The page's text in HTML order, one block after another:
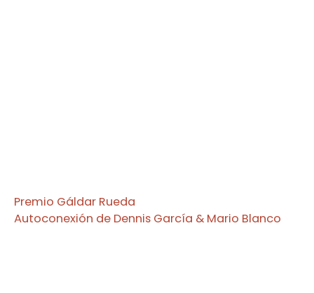
Premio Gáldar Rueda
Autoconexión de Dennis García & Mario Blanco